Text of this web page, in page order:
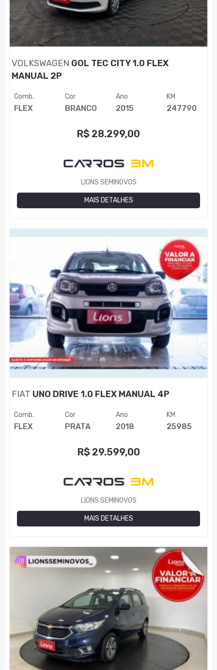
VOLKSWAGEN GOL TEC CITY 1.0 FLEX
MANUAL 2P
Comb.
FLEX
Cor
BRANCO
Ano
2015
KM
247790
R$ 28.299,00
LIONS SEMINOVOS
MAIS DETALHES
FIAT UNO DRIVE 1.0 FLEX MANUAL 4P
Comb.
FLEX
Cor
PRATA
Ano
2018
KM
25985
R$ 29.599,00
LIONS SEMINOVOS
MAIS DETALHES